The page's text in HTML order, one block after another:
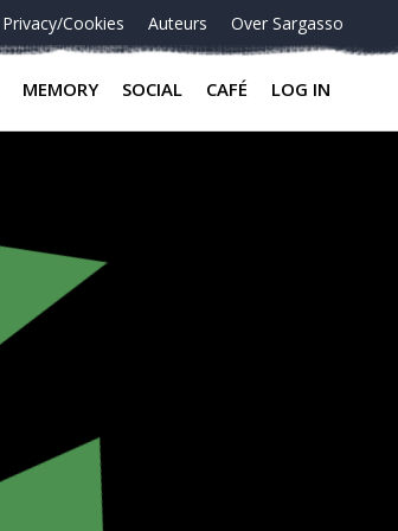
Privacy/Cookies Auteurs Over Sargasso
MEMORY SOCIAL CAFÉ LOG IN